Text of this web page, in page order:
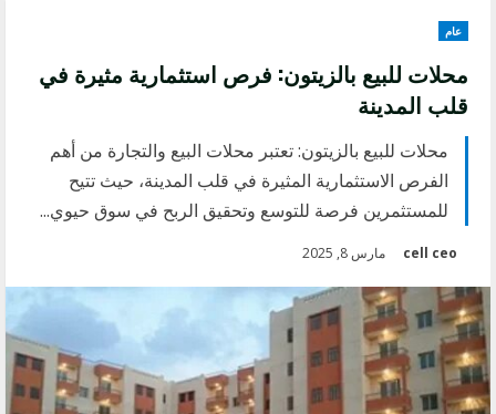
عام
محلات للبيع بالزيتون: فرص استثمارية مثيرة في
قلب المدينة
محلات للبيع بالزيتون: تعتبر محلات البيع والتجارة من أهم
الفرص الاستثمارية المثيرة في قلب المدينة، حيث تتيح
للمستثمرين فرصة للتوسع وتحقيق الربح في سوق حيوي...
cell ceo مارس 8, 2025